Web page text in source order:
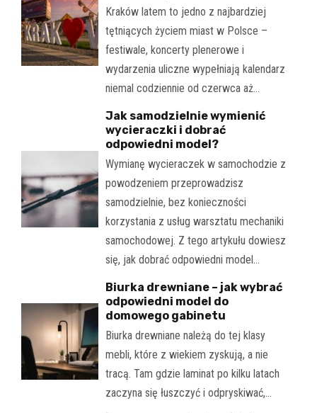
Kraków latem to jedno z najbardziej
tętniących życiem miast w Polsce –
festiwale, koncerty plenerowe i
wydarzenia uliczne wypełniają kalendarz
niemal codziennie od czerwca aż…
Jak samodzielnie wymienić
wycieraczki i dobrać
odpowiedni model?
Wymianę wycieraczek w samochodzie z
powodzeniem przeprowadzisz
samodzielnie, bez konieczności
korzystania z usług warsztatu mechaniki
samochodowej. Z tego artykułu dowiesz
się, jak dobrać odpowiedni model…
Biurka drewniane – jak wybrać
odpowiedni model do
domowego gabinetu
Biurka drewniane należą do tej klasy
mebli, które z wiekiem zyskują, a nie
tracą. Tam gdzie laminat po kilku latach
zaczyna się łuszczyć i odpryskiwać,…